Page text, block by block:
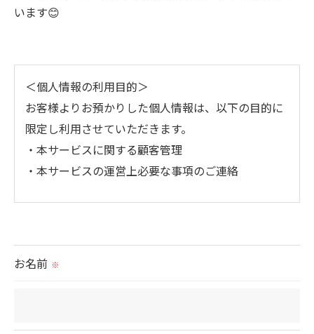
います😊
＜個人情報の利用目的＞
お客様よりお預かりした個人情報は、以下の目的に
限定し利用させていただきます。
・本サービスに関する顧客管理
・本サービスの運営上必要な事項のご連絡
られた場合を除き、
お名前 ※